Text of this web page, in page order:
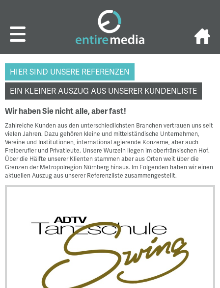
HIER SIND UNSERE REFERENZEN
EIN KLEINER AUSZUG AUS UNSERER KUNDENLISTE
Wir haben Sie nicht alle, aber fast!
Zahlreiche Kunden aus den unterschiedlichsten Branchen vertrauen uns seit
vielen Jahren. Dazu gehören kleine und mittelständische Unternehmen,
Vereine und Institutionen, international agierende Konzerne, aber auch
Freiberufler und Privatleute. Unsere Wurzeln liegen im oberfränkischen Hof.
Über die Hälfte unserer Klienten stammen aber aus Orten weit über die
Grenzen der Metropolregion Nürnberg hinaus. Im Folgenden haben wir einen
aktuellen Auszug aus unserer Referenzliste zusammengestellt.